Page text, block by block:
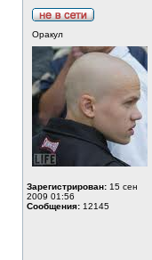
Оракул
Зарегистрирован: 15 сен
2009 01:56
Сообщения: 12145